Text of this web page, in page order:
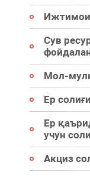
Сув
Мол-
Ер солиғи
Ер
учун
Акциз